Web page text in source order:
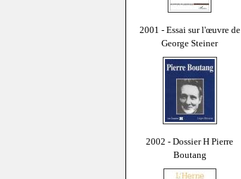
2001 - Essai sur l'œuvre de
George Steiner
2002 - Dossier H Pierre
Boutang